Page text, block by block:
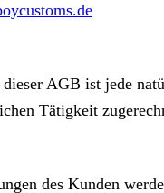
AGB ist jede
Tätigkeit
des Kunden